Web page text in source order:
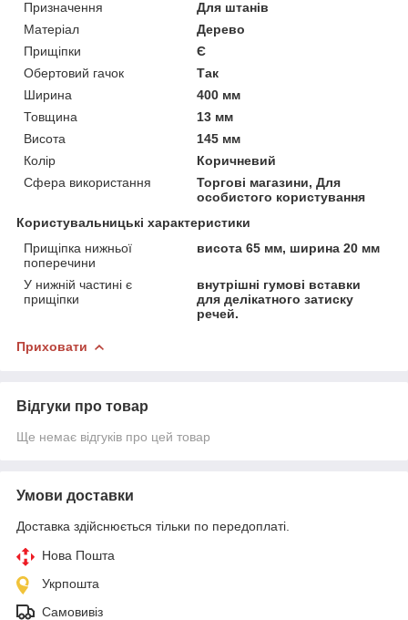
Призначення
Для штанів
Матеріал
Дерево
Прищіпки
Є
Обертовий гачок
Так
Ширина
400 мм
Товщина
13 мм
Висота
145 мм
Колір
Коричневий
Сфера використання
Торгові магазини, Для
особистого користування
Користувальницькі характеристики
Прищіпка нижньої
поперечини
висота 65 мм, ширина 20 мм
У нижній частині є
прищіпки
внутрішні гумові вставки
для делікатного затиску
речей.
Приховати
Відгуки про товар
Ще немає відгуків про цей товар
Умови доставки
Доставка здійснюється тільки по передоплаті.
Нова Пошта
Укрпошта
Самовивіз